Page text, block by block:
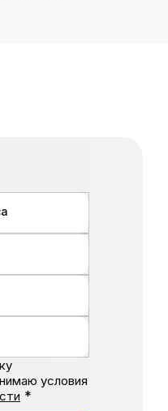
условия
*